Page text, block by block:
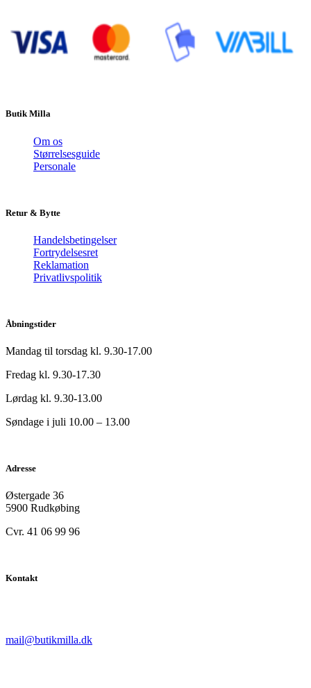
Butik Milla
Om os
Størrelsesguide
Personale
Retur & Bytte
Handelsbetingelser
Fortrydelsesret
Reklamation
Privatlivspolitik
Åbningstider
Mandag til torsdag kl. 9.30-17.00
Fredag kl. 9.30-17.30
Lørdag kl. 9.30-13.00
Søndage i juli 10.00 – 13.00
Adresse
Østergade 36
5900 Rudkøbing
Cvr. 41 06 99 96
Kontakt
mail@butikmilla.dk